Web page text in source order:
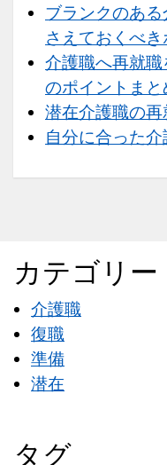
イ
ン
ト
ま
と
め
ブランクのあ
さえておくべき
介護職へ再就
のポイントまと
潜在介護職の再
自分に合った
カテゴリー
介護職
復職
準備
潜在
タグ